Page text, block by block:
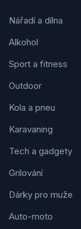
Nářadí a dílna
Alkohol
Sport a fitness
Outdoor
Kola a pneu
Karavaning
Tech a gadgety
Grilování
Dárky pro muže
Auto-moto